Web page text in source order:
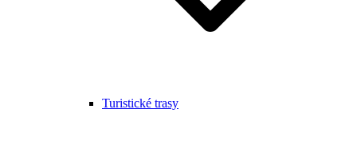
Turistické trasy